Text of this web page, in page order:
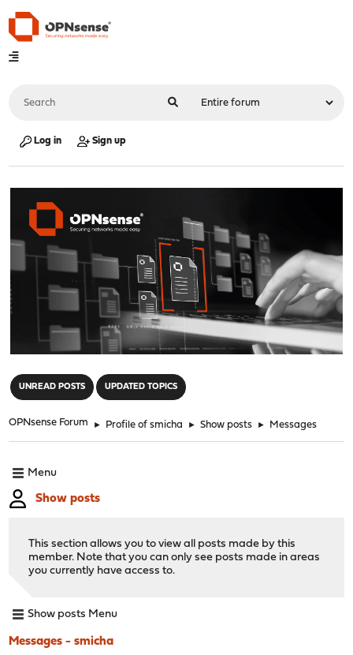
Log in Sign up
UNREAD POSTS UPDATED TOPICS
OPNsense Forum ► Profile of smicha ► Show posts ► Messages
Menu
Show posts
This section allows you to view all posts made by this
member. Note that you can only see posts made in areas
you currently have access to.
Show posts Menu
Messages - smicha